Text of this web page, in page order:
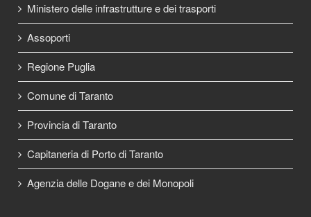
Ministero delle infrastrutture e dei trasporti
Assoporti
Regione Puglia
Comune di Taranto
Provincia di Taranto
Capitaneria di Porto di Taranto
Agenzia delle Dogane e dei Monopoli